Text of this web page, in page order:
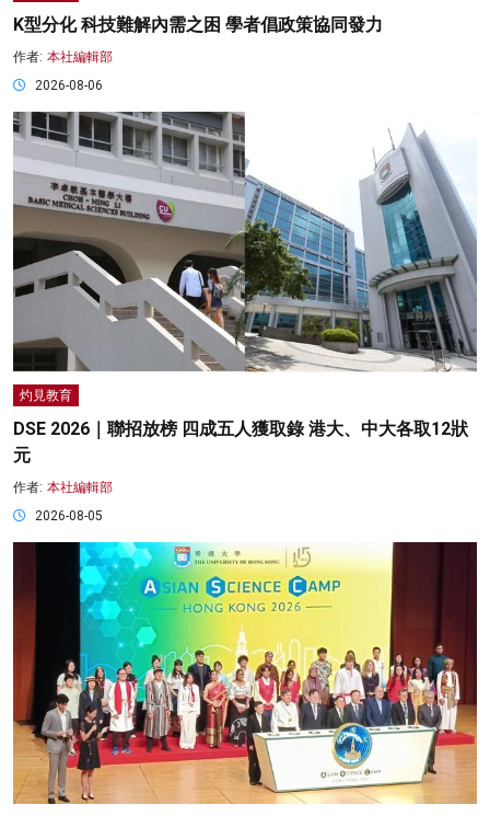
K型分化 科技難解內需之困 學者倡政策協同發力
作者: 本社編輯部
2026-08-06
灼見教育
DSE 2026｜聯招放榜 四成五人獲取錄 港大、中大各取12狀
元
作者: 本社編輯部
2026-08-05